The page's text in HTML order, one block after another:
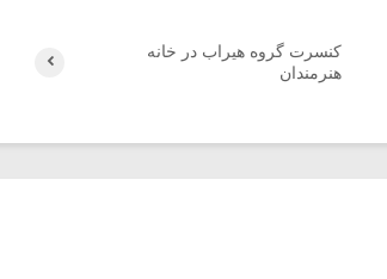
کنسرت گروه هیراب در خانه
هنرمندان